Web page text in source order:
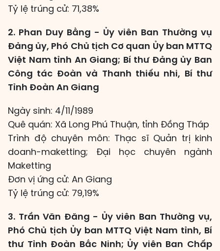
Tỷ lệ trúng cử: 71,38%
2. Phan Duy Bằng - Ủy viên Ban Thường vụ
Đảng ủy, Phó Chủ tịch Cơ quan Ủy ban MTTQ
Việt Nam tỉnh An Giang; Bí thư Đảng ủy Ban
Công tác Đoàn và Thanh thiếu nhi, Bí thư
Tỉnh Đoàn An Giang
Ngày sinh: 4/11/1989
Quê quán: Xã Long Phú Thuận, tỉnh Đồng Tháp
Trình độ chuyên môn: Thạc sĩ Quản trị kinh
doanh-maketting; Đại học chuyên ngành
Maketting
Đơn vị ứng cử: An Giang
Tỷ lệ trúng cử: 79,19%
3. Trần Văn Đăng - Ủy viên Ban Thường vụ,
Phó Chủ tịch Ủy ban MTTQ Việt Nam tỉnh, Bí
thư Tỉnh Đoàn Bắc Ninh; Ủy viên Ban Chấp